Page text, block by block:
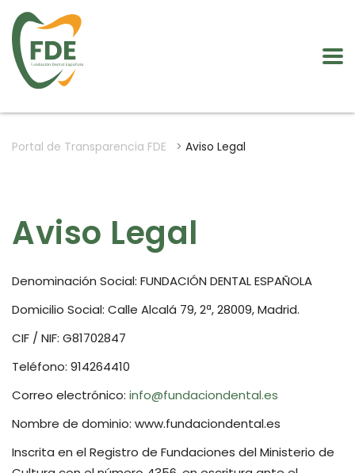
Portal de Transparencia FDE > Aviso Legal
Aviso Legal
Denominación Social: FUNDACIÓN DENTAL ESPAÑOLA
Domicilio Social: Calle Alcalá 79, 2ª, 28009, Madrid.
CIF / NIF: G81702847
Teléfono: 914264410
Correo electrónico: info@fundaciondental.es
Nombre de dominio: www.fundaciondental.es
Inscrita en el Registro de Fundaciones del Ministerio de